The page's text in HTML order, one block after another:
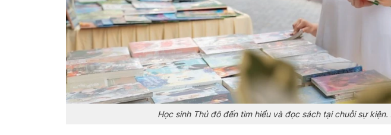
Học sinh Thủ đô đến tìm hiểu và đọc sách tại chuỗi sự